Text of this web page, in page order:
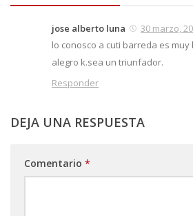
jose alberto luna
30 marzo,
lo conosco a cuti barreda es
alegro k.sea un triunfador.
Responder
DEJA UNA RESPUESTA
Comentario *